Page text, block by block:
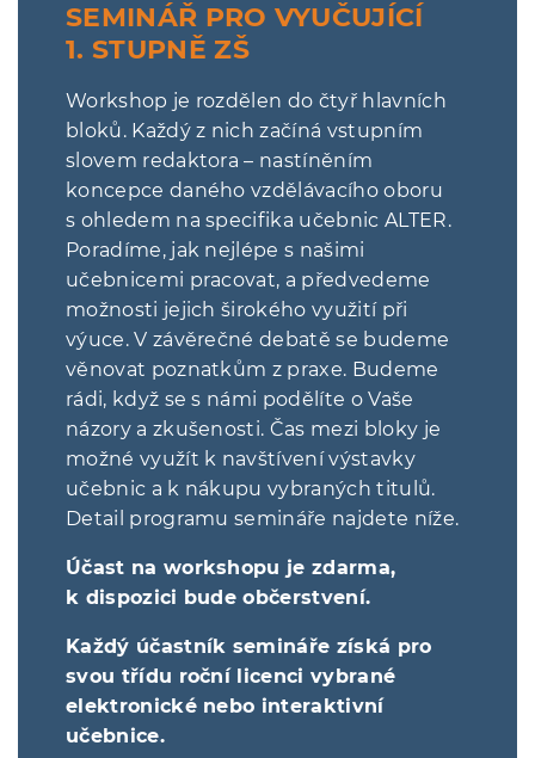
SEMINÁŘ PRO VYUČUJÍCÍ
1. STUPNĚ ZŠ
Workshop je rozdělen do čtyř hlavních
bloků. Každý z nich začíná vstupním
slovem redaktora – nastíněním
koncepce daného vzdělávacího oboru
s ohledem na specifika učebnic ALTER.
Poradíme, jak nejlépe s našimi
učebnicemi pracovat, a předvedeme
možnosti jejich širokého využití při
výuce. V závěrečné debatě se budeme
věnovat poznatkům z praxe. Budeme
rádi, když se s námi podělíte o Vaše
názory a zkušenosti. Čas mezi bloky je
možné využít k navštívení výstavky
učebnic a k nákupu vybraných titulů.
Detail programu semináře najdete níže.
Účast na workshopu je zdarma,
k dispozici bude občerstvení.
Každý účastník semináře získá pro
svou třídu roční licenci vybrané
elektronické nebo interaktivní
učebnice.